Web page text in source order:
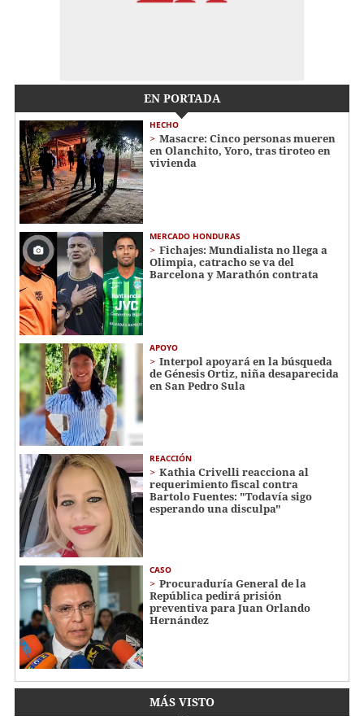
EN PORTADA
HECHO
Masacre: Cinco personas mueren
en Olanchito, Yoro, tras tiroteo en
vivienda
MERCADO HONDURAS
Fichajes: Mundialista no llega a
Olimpia, catracho se va del
Barcelona y Marathón contrata
APOYO
Interpol apoyará en la búsqueda
de Génesis Ortiz, niña desaparecida
en San Pedro Sula
REACCIÓN
Kathia Crivelli reacciona al
requerimiento fiscal contra
Bartolo Fuentes: "Todavía sigo
esperando una disculpa"
CASO
Procuraduría General de la
República pedirá prisión
preventiva para Juan Orlando
Hernández
MÁS VISTO